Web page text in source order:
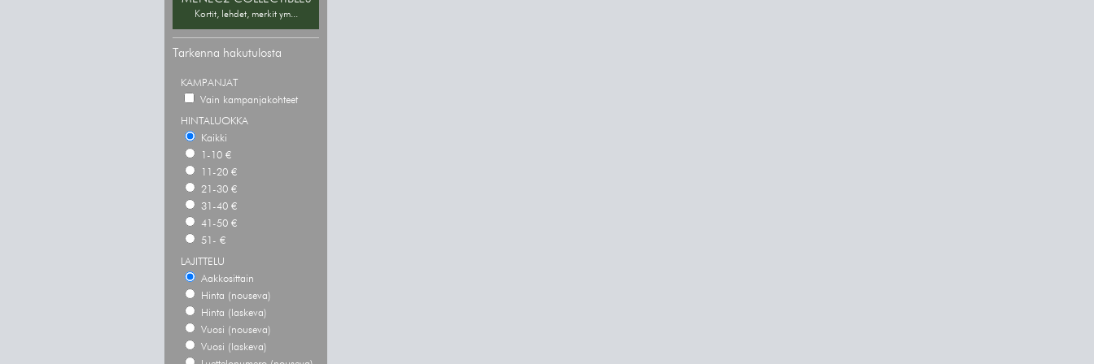
Kortit, lehdet, merkit ym...
Tarkenna hakutulosta
KAMPANJAT
Vain kampanjakohteet
HINTALUOKKA
Kaikki
1-10 €
11-20 €
21-30 €
31-40 €
41-50 €
51- €
LAJITTELU
Aakkosittain
Hinta (nouseva)
Hinta (laskeva)
Vuosi (nouseva)
Vuosi (laskeva)